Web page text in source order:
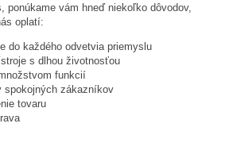
ponúkame vám hneď niekoľko dôvodov,
oplatí:
do každého odvetvia priemyslu
s dlhou životnosťou
funkcií
spokojných zákazníkov
tovaru